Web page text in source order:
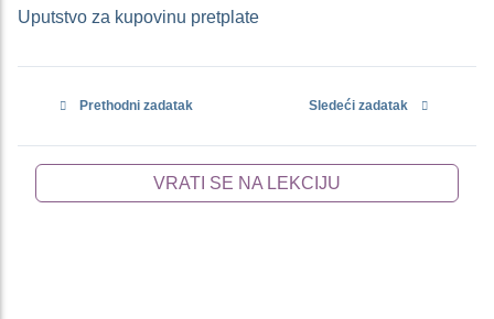
Uputstvo za kupovinu pretplate
Prethodni zadatak Sledeći zadatak
VRATI SE NA LEKCIJU